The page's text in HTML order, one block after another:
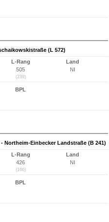
(L 572)
L-Rang
505
(239)
Land
NI
BPL
Northeim-Einbecker Landstraße (B 241)
L-Rang
426
(166)
Land
NI
BPL